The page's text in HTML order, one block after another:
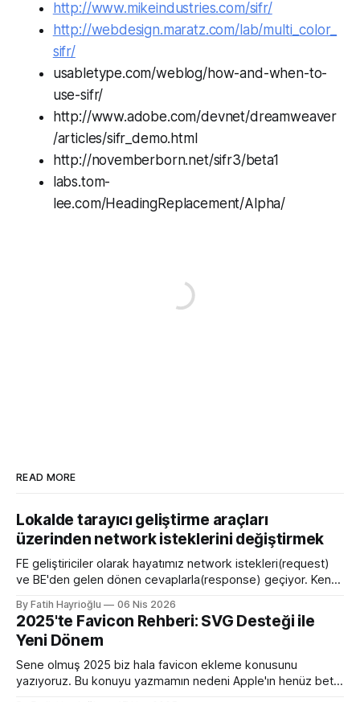
http://www.mikeindustries.com/sifr/
http://webdesign.maratz.com/lab/multi_color_
sifr/
usabletype.com/weblog/how-and-when-to-
use-sifr/
http://www.adobe.com/devnet/dreamweaver
/articles/sifr_demo.html
http://novemberborn.net/sifr3/beta1
labs.tom-
lee.com/HeadingReplacement/Alpha/
READ MORE
Lokalde tarayıcı geliştirme araçları
üzerinden network isteklerini değiştirmek
FE geliştiriciler olarak hayatımız network istekleri(request)
ve BE'den gelen dönen cevaplarla(response) geçiyor. Kendi
olduğunda mock server kurmak veya çeşitli kütüphanelerle
bu işi yapıyordum. Mock işini tarayıcı üzerinden yapmaya
başlayalı çok rahatladım. Süper kolaylık sağlayan bir özellik.
Genel kullanım alanları * BE
By Fatih Hayrioğlu 06 Nis 2026
2025'te Favicon Rehberi: SVG Desteği ile
Yeni Dönem
Sene olmuş 2025 biz hala favicon ekleme konusunu
yazıyoruz. Bu konuyu yazmamın nedeni Apple'ın henüz beta